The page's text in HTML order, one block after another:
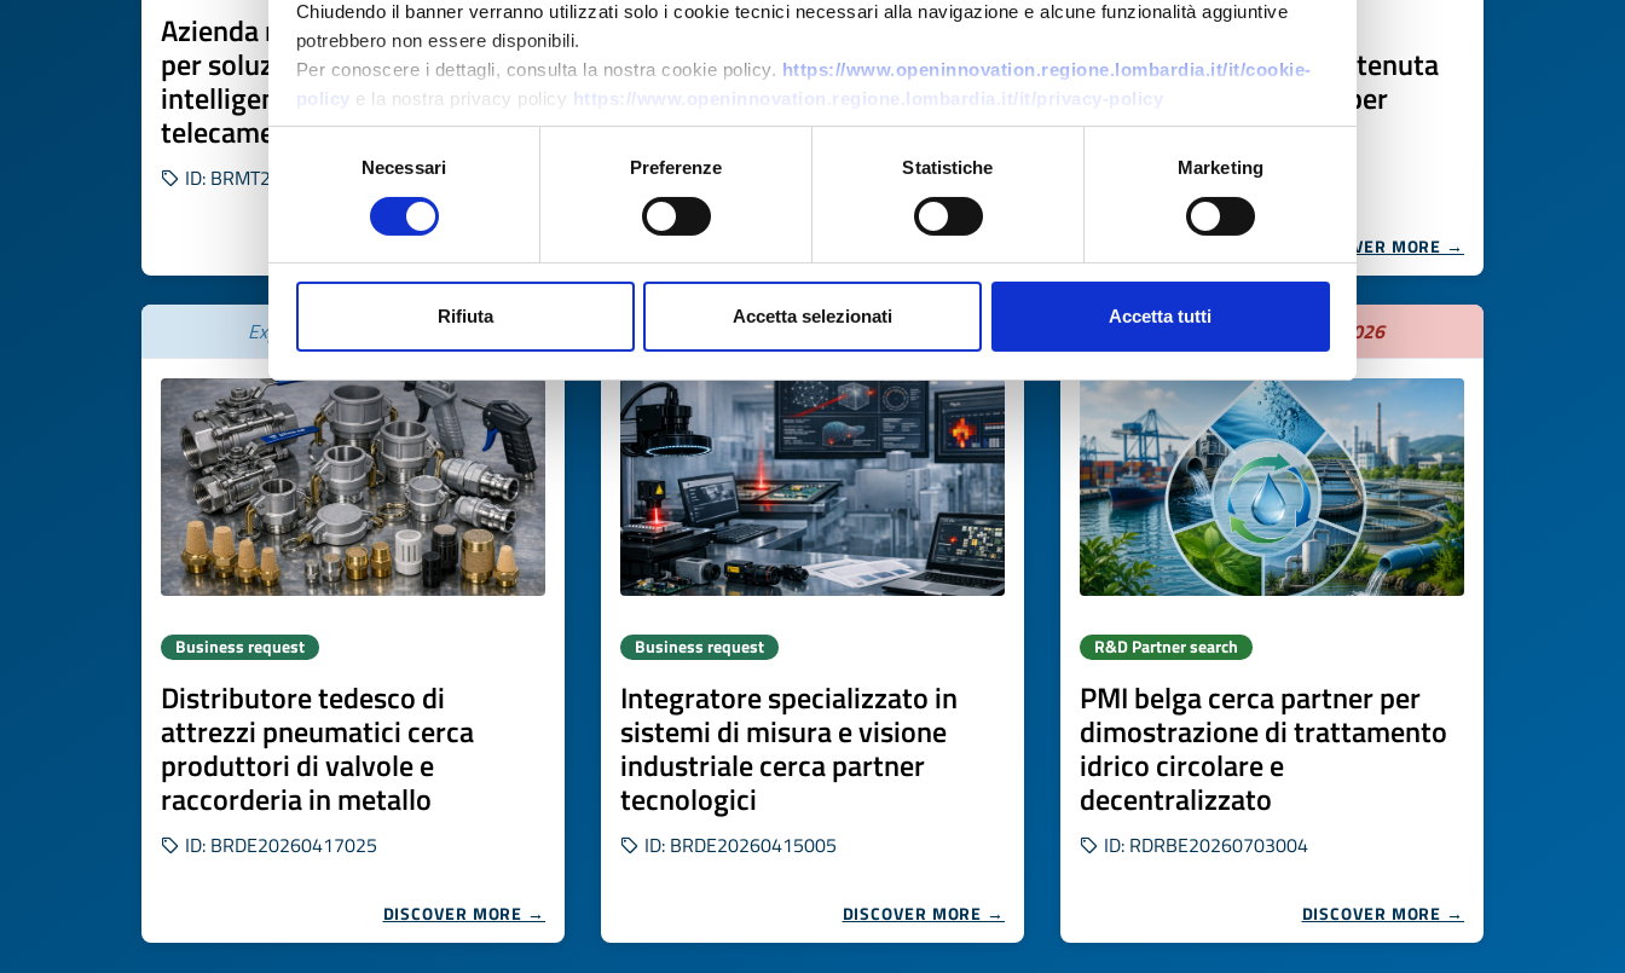
Chiudendo il banner verranno utilizzati solo i cookie tecnici necessari alla navigazione e alcune funzionalità aggiuntive
potrebbero non essere disponibili.
Per conoscere i dettagli, consulta la nostra cookie policy. https://www.openinnovation.regione.lombardia.it/it/cookie-
policy e la nostra privacy policy https://www.openinnovation.regione.lombardia.it/it/privacy-policy
Selezione
del
Necessari Preferenze Statistiche Marketing
Rifiuta Accetta selezionati Accetta tutti
Azienda maltese cerca partner
per soluzione di mobilità
intelligente basata su
telecamere
ID: BRMT20260504027
Biotech tedesca cerca fornitori
di acidi organici bio-based
vegani per cosmetica
Azienda polacca cerca
laboratorio per test di tenuta
packaging cosmetico per
trasporto aereo
ID: BRPL20260416007
DISCOVER MORE →
Expires on 16 luglio 2027
Business request
Distributore tedesco di
attrezzi pneumatici cerca
produttori di valvole e
raccorderia in metallo
ID: BRDE20260417025
DISCOVER MORE →
Expires on16 luglio 2027
Business request
Integratore specializzato in
sistemi di misura e visione
industriale cerca partner
tecnologici
ID: BRDE20260415005
DISCOVER MORE →
Expires on 31 agosto 2026
R&D Partner search
PMI belga cerca partner per
dimostrazione di trattamento
idrico circolare e
decentralizzato
ID: RDRBE20260703004
DISCOVER MORE →